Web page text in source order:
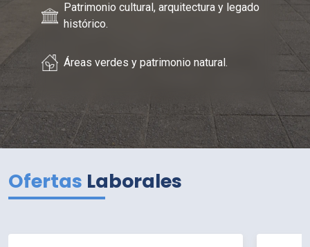
Patrimonio cultural, arquitectura y legado
histórico.
Áreas verdes y patrimonio natural.
Ofertas Laborales